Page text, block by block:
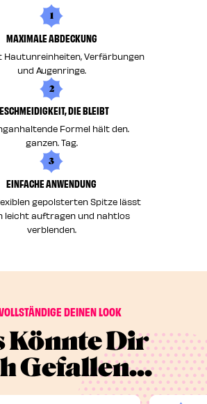
1
MAXIMALE ABDECKUNG
Hautunreinheiten, Verfärbungen
und Augenringe.
2
DIE BLEIBT
Formel hält den.
ganzen. Tag.
3
EINFACHE ANWENDUNG
gepolsterten Spitze lässt
leicht auftragen und nahtlos
verblenden.
DEINEN LOOK
Könnte Dir
Gefallen...